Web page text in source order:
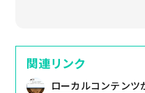
関連リンク
ローカルコンテンツが拓く、